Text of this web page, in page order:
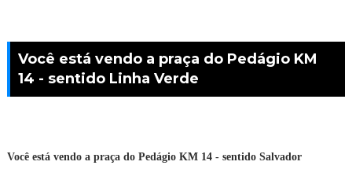
Você está vendo a praça do Pedágio KM
14 - sentido Linha Verde
Você está vendo a praça do Pedágio KM 14 - sentido Salvador